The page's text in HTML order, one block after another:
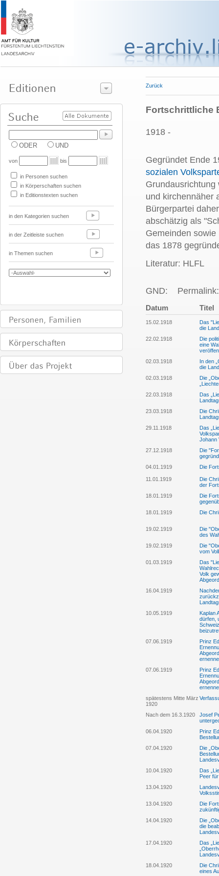
ODER UND
von bis
in Personen suchen
in Körperschaften suchen
in Editionstexten suchen
in den Kategorien suchen
in der Zeitleiste suchen
in Themen suchen
Zurück
Fortschrittliche
1918 -
Gegründet Ende
sozialen
und kirchennäher
Bürgerpartei
abschätzig als
Gemeinden
das 1878
Literatur: HLFL
GND:
Datum Titel
15.02.1918
Das
die
22.02.1918
Die
eine
02.03.1918
In den
die
02.03.1918
Die
22.03.1918
Das
23.03.1918
Die
29.11.1918
Das
Johann
27.12.1918
Die
04.01.1919
Die
11.01.1919
Die
der
18.01.1919
Die
18.01.1919
Die
19.02.1919
Die
des
19.02.1919
Die
vom
01.03.1919
Das
Volk
16.04.1919
10.05.1919
Kaplan
dürfen,
07.06.1919
Prinz
07.06.1919
Prinz
spätestens Mitte März
1920
Nach dem 16.3.1920
Josef
06.04.1920
Prinz
07.04.1920
Die
10.04.1920
Das
Peer
13.04.1920
13.04.1920
Die
14.04.1920
Die
die
17.04.1920
Das
18.04.1920
Die
eines